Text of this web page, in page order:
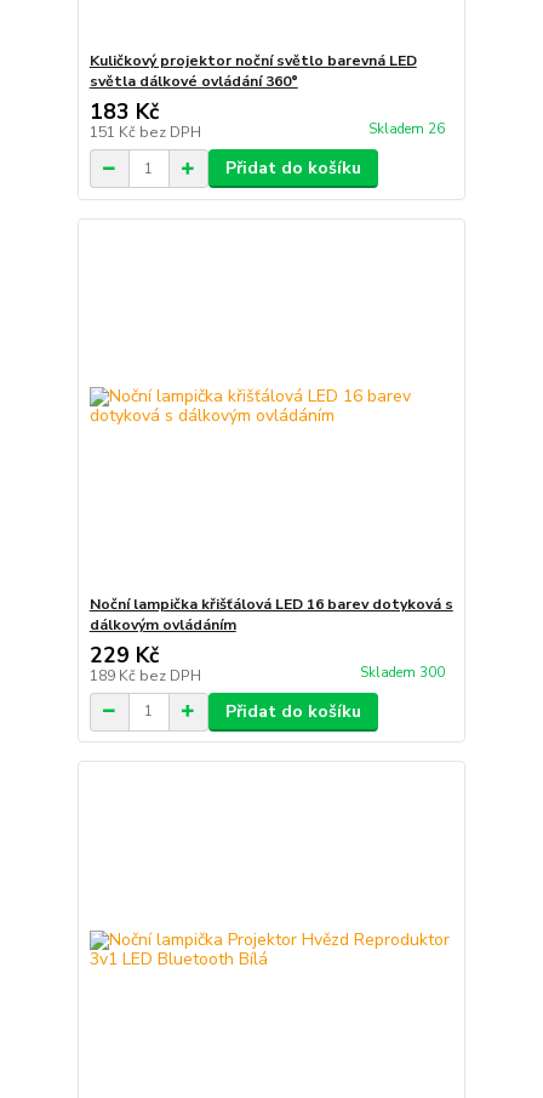
Kuličkový projektor noční světlo barevná LED
světla dálkové ovládání 360°
183 Kč
151 Kč bez DPH Skladem 26
Přidat do košíku
Noční lampička křišťálová LED 16 barev dotyková s
dálkovým ovládáním
229 Kč
189 Kč bez DPH Skladem 300
Přidat do košíku